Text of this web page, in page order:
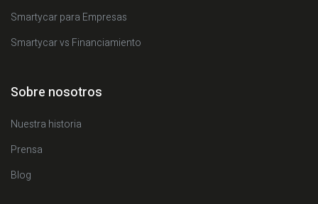
Smartycar para Empresas
Smartycar vs Financiamiento
Sobre nosotros
Nuestra historia
Prensa
Blog